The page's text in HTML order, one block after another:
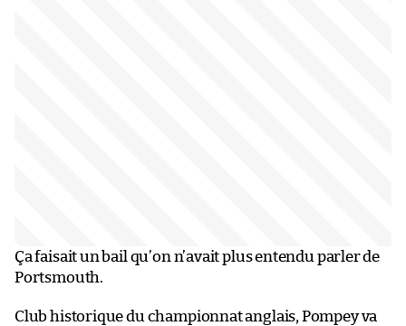
Ça faisait un bail qu’on n’avait plus entendu parler de
Portsmouth.
Club historique du championnat anglais, Pompey va